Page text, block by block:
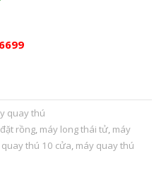
quay thú
rồng, máy long thái tử, máy
quay thú 10 cửa, máy quay thú